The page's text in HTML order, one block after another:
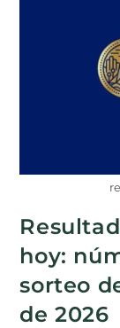
hoy:
sorteo
de 2026